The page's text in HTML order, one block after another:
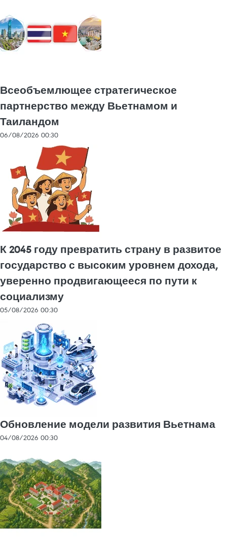
Всеобъемлющее стратегическое
партнерство между Вьетнамом и
Таиландом
06/08/2026 00:30
К 2045 году превратить страну в развитое
государство с высоким уровнем дохода,
уверенно продвигающееся по пути к
социализму
05/08/2026 00:30
Обновление модели развития Вьетнама
04/08/2026 00:30